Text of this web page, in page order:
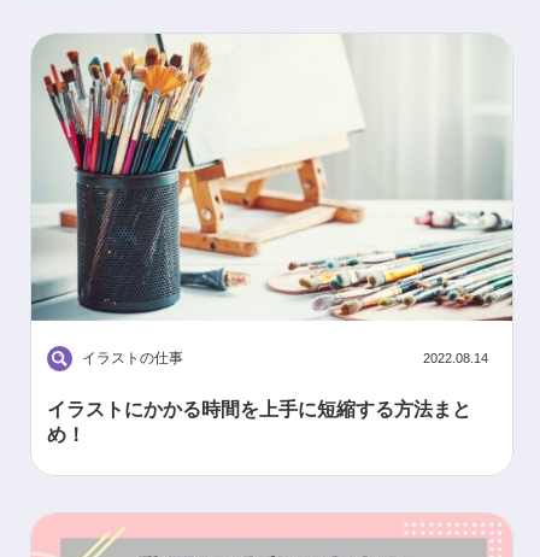
イラストの仕事 2022.08.14
イラストにかかる時間を上手に短縮する方法まと
め！